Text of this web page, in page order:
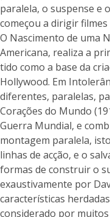
paralela, o suspense e
começou a dirigir
O Nascimento de uma
Americana, realiza a
tido como a base da
Hollywood. Em
diferentes, paralelas,
Corações do Mundo
Guerra Mundial, e
montagem paralela,
linhas de acção, e o
formas de construir o
exaustivamente por
características
considerado por